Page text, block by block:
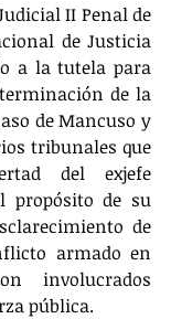
II Penal de
de Justicia
a la tutela para
de la
de Mancuso y
tribunales que
del exjefe
propósito de su
de
armado en
involucrados
pública.